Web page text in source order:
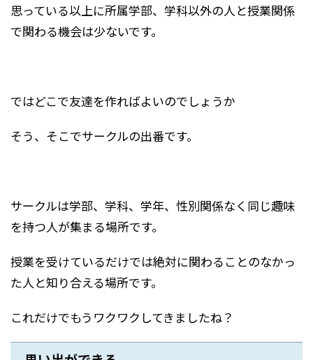
思っている以上に所属学部、学科以外の人と授業関係
で関わる機会は少ないです。
ではどこで友達を作ればよいのでしょうか
そう、そこでサークルの出番です。
サークルは学部、学科、学年、性別関係なく同じ趣味
を持つ人が集まる場所です。
授業を受けているだけでは絶対に関わることのなかっ
た人と知り合える場所です。
これだけでもうワクワクしてきましたね？